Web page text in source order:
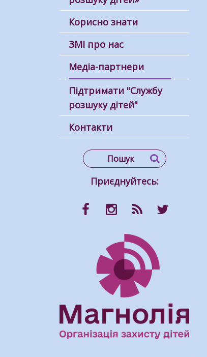
Корисно знати
ЗМІ про нас
Медіа-партнери
Підтримати "Службу
розшуку дітей"
Контакти
Приєднуйтесь: